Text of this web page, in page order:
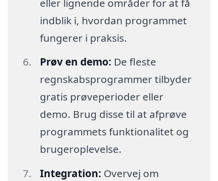
eller lignende områder for at få
indblik i, hvordan programmet
fungerer i praksis.
Prøv en demo: De fleste
regnskabsprogrammer tilbyder
gratis prøveperioder eller
demo. Brug disse til at afprøve
programmets funktionalitet og
brugeroplevelse.
Integration: Overvej om